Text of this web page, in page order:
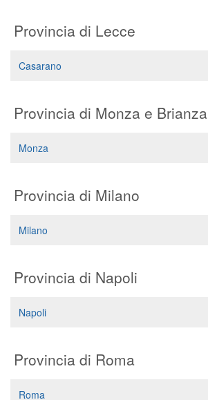
Provincia di Lecce
Casarano
Provincia di Monza e Brianza
Monza
Provincia di Milano
Milano
Provincia di Napoli
Napoli
Provincia di Roma
Roma